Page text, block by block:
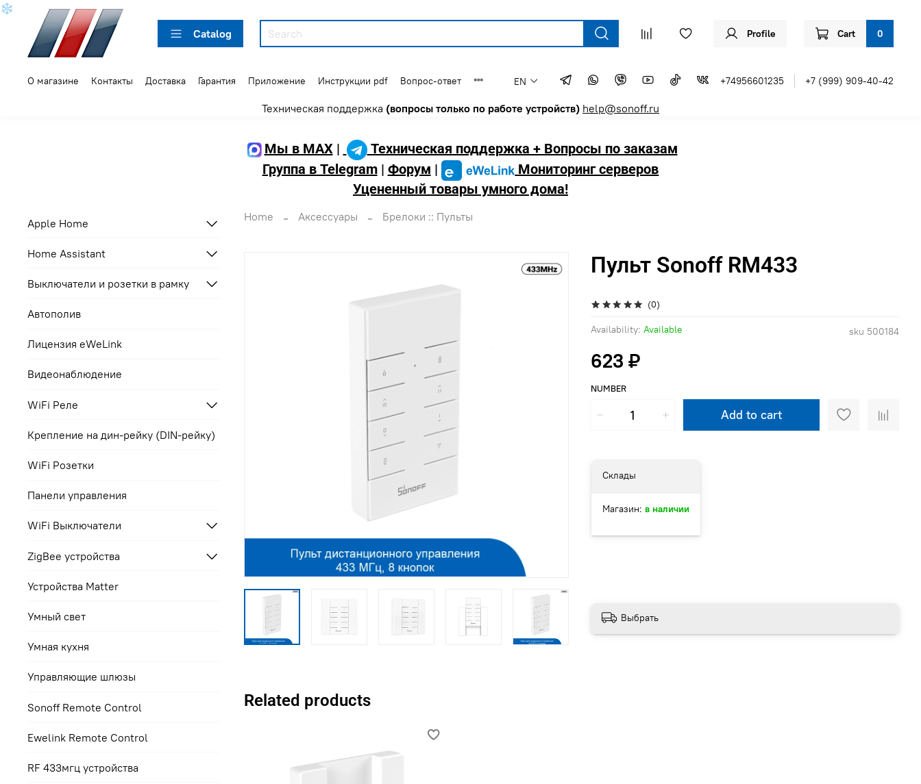
❄
Catalog
Profile Cart 0
О магазине Контакты Доставка Гарантия Приложение Инструкции pdf Вопрос-ответ EN +74956601235 +7 (999) 909-40-42
Техническая поддержка (вопросы только по работе устройств) help@sonoff.ru
Мы в MAX|
Техническая поддержка + Вопросы по заказам
Группа в Telegram| Форум |
Мониторинг серверов
Уцененный товары умного дома!
Home Аксессуары Брелоки :: Пульты
(0)
sku 500184
Availability: Available
Пульт Sonoff RM433
623 ₽
NUMBER
Add to cart
Склады
Магазин: в наличии
Выбрать
Related products
Apple Home
Home Assistant
Выключатели и розетки в рамку
Автополив
Лицензия eWeLink
Видеонаблюдение
WiFi Реле
Крепление на дин-рейку (DIN-рейку)
WiFi Розетки
Панели управления
WiFi Выключатели
ZigBee устройства
Устройства Matter
Умный свет
Умная кухня
Управляющие шлюзы
Sonoff Remote Control
Ewelink Remote Control
RF 433мгц устройства